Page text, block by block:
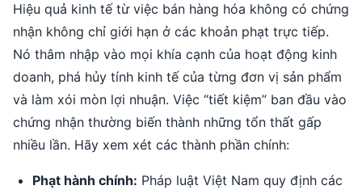
Hiệu quả kinh tế từ việc bán hàng hóa không có chứng
nhận không chỉ giới hạn ở các khoản phạt trực tiếp.
Nó thâm nhập vào mọi khía cạnh của hoạt động kinh
doanh, phá hủy tính kinh tế của từng đơn vị sản phẩm
và làm xói mòn lợi nhuận. Việc “tiết kiệm” ban đầu vào
chứng nhận thường biến thành những tổn thất gấp
nhiều lần. Hãy xem xét các thành phần chính:
Phạt hành chính: Pháp luật Việt Nam quy định các